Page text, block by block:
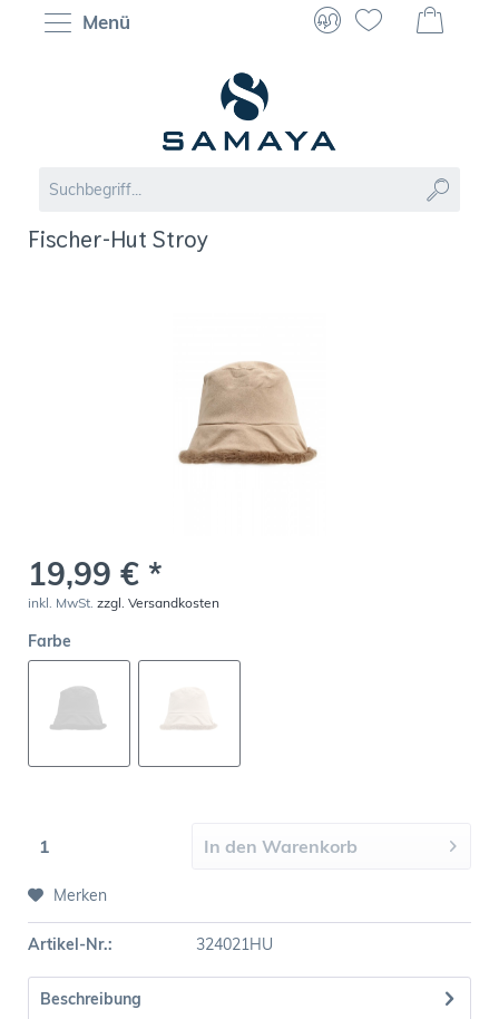
Menü
Fischer-Hut Stroy
19,99 € *
inkl. MwSt. zzgl. Versandkosten
Farbe
In den Warenkorb
Merken
Artikel-Nr.: 324021HU
Beschreibung